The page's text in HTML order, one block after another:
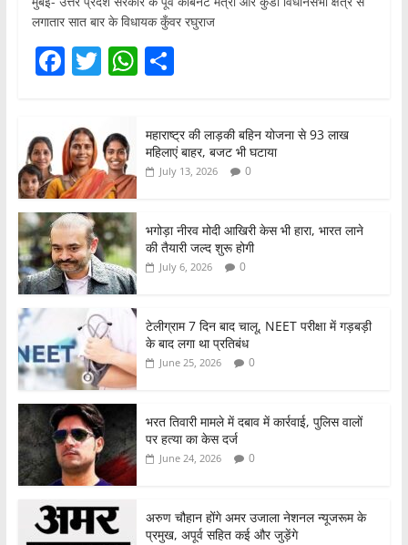
लगातार सात बार के विधायक कुँवर रघुराज
F
c
e
b
o
o
k
T
er
W
s
A
p
S
ar
e
महाराष्ट्र की लाड़की बहिन योजना से 93 लाख
महिलाएं बाहर, बजट भी घटाया
July 13, 2026 0
भगोड़ा नीरव मोदी आखिरी केस भी हारा, भारत लाने
की तैयारी जल्द शुरू होगी
July 6, 2026 0
टेलीग्राम 7 दिन बाद चालू, NEET परीक्षा में गड़बड़ी
के बाद लगा था प्रतिबंध
June 25, 2026 0
भरत तिवारी मामले में दबाव में कार्रवाई, पुलिस वालों
पर हत्या का केस दर्ज
June 24, 2026 0
अरुण चौहान होंगे अमर उजाला नेशनल न्यूजरूम के
प्रमुख, अपूर्व सहित कई और जुड़ेंगे